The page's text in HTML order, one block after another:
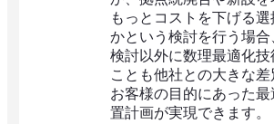
もっとコストを下げる
かという検討を行う場合
検討以外に数理最適化技
ことも他社との大きな差
お客様の目的にあった
置計画が実現できます。